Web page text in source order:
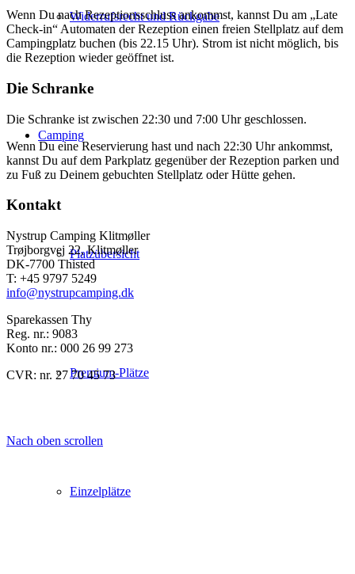
Widerrufsrecht und Rückgabe
Camping
Platzübersicht
Premium-Plätze
Einzelplätze
Wenn Du nach Rezeptionsschluss ankommst, kannst Du am „Late
Check-in“ Automaten der Rezeption einen freien Stellplatz auf dem
Campingplatz buchen (bis 22.15 Uhr). Strom ist nicht möglich, bis
die Rezeption wieder geöffnet ist.
Die Schranke
Die Schranke ist zwischen 22:30 und 7:00 Uhr geschlossen.
Wenn Du eine Reservierung hast und nach 22:30 Uhr ankommst,
kannst Du auf dem Parkplatz gegenüber der Rezeption parken und
zu Fuß zu Deinem gebuchten Stellplatz oder Hütte gehen.
Kontakt
Nystrup Camping Klitmøller
Trøjborgvej 22, Klitmøller
DK-7700 Thisted
T: +45 9797 5249
info@nystrupcamping.dk
Sparekassen Thy
Reg. nr.: 9083
Konto nr.: 000 26 99 273
CVR: nr. 27 70 45 73
Nach oben scrollen